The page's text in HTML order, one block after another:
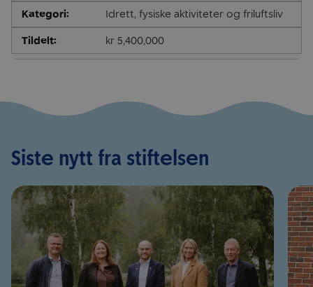
Idrett, fysiske aktiviteter og friluftsliv
kr 5,400,000
Siste nytt fra stiftelsen